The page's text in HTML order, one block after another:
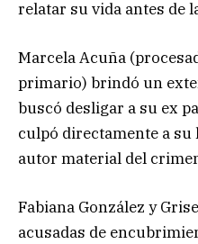
relatar su vida antes de
Marcela Acuña
primario) brindó un
buscó desligar a su ex
culpó directamente a su
autor material del
Fabiana González y
acusadas de